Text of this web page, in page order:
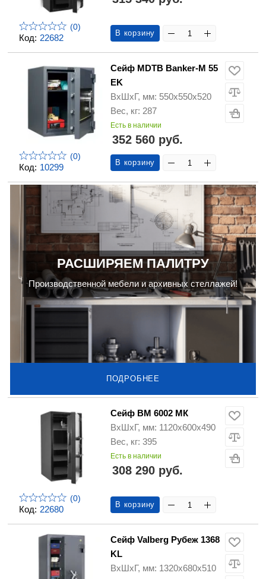
Код: 22682
(0)
В корзину
Код: 10299
(0)
Сейф MDTB Banker-M 55
EK
ВхШхГ, мм: 550х550х520
Вес, кг: 287
Есть в наличии
352 560 руб.
В корзину
РАСШИРЯЕМ ПАЛИТРУ
Производственной мебели и архивных стеллажей!
ПОДРОБНЕЕ
Код: 22680
(0)
Сейф ВМ 6002 МК
ВхШхГ, мм: 1120х600х490
Вес, кг: 395
Есть в наличии
308 290 руб.
В корзину
Сейф Valberg Рубеж 1368
KL
ВхШхГ, мм: 1320х680х510